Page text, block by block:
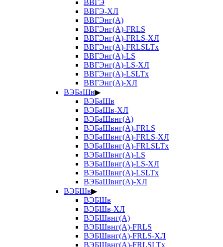
ВВГЭ
ВВГЭ-ХЛ
ВВГЭнг(А)
ВВГЭнг(А)-FRLS
ВВГЭнг(А)-FRLS-ХЛ
ВВГЭнг(А)-FRLSLTx
ВВГЭнг(А)-LS
ВВГЭнг(А)-LS-ХЛ
ВВГЭнг(А)-LSLTx
ВВГЭнг(А)-ХЛ
ВЭБаШв▶
ВЭБаШв
ВЭБаШв-ХЛ
ВЭБаШвнг(А)
ВЭБаШвнг(А)-FRLS
ВЭБаШвнг(А)-FRLS-ХЛ
ВЭБаШвнг(А)-FRLSLTx
ВЭБаШвнг(А)-LS
ВЭБаШвнг(А)-LS-ХЛ
ВЭБаШвнг(А)-LSLTx
ВЭБаШвнг(А)-ХЛ
ВЭБШв▶
ВЭБШв
ВЭБШв-ХЛ
ВЭБШвнг(А)
ВЭБШвнг(А)-FRLS
ВЭБШвнг(А)-FRLS-ХЛ
ВЭБШвнг(А)-FRLSLTx